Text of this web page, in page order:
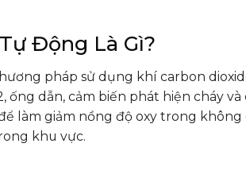
Động Là Gì?
pháp sử dụng khí carbon
dẫn, cảm biến phát hiện cháy
làm giảm nồng độ oxy trong
khu vực.